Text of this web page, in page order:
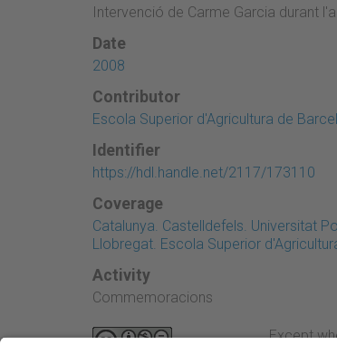
Intervenció de Carme Garcia durant
Date
2008
Contributor
Escola Superior d'Agricultura de
Identifier
https://hdl.handle.net/2117/173110
Coverage
Catalunya. Castelldefels. Universitat
Llobregat. Escola Superior
Activity
Commemoracions
Except